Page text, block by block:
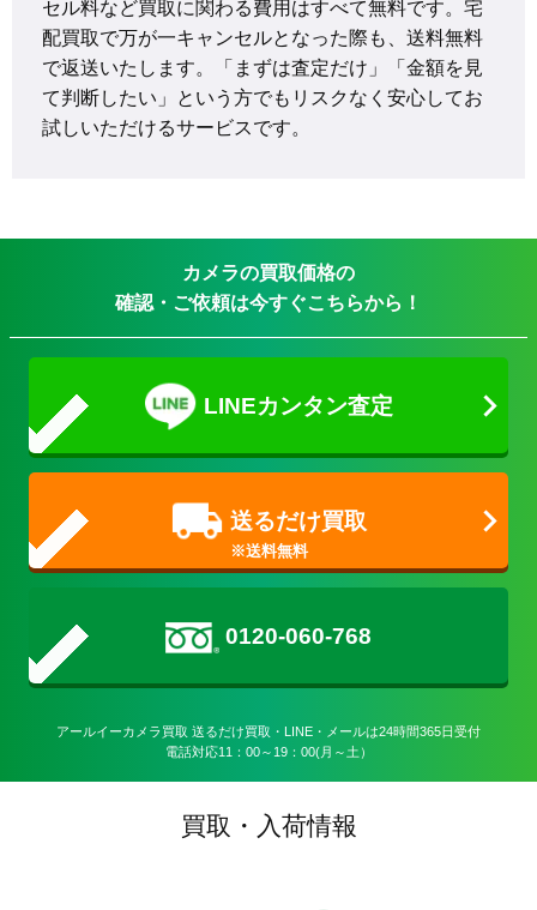
セル料など買取に関わる費用はすべて無料です。宅
配買取で万が一キャンセルとなった際も、送料無料
で返送いたします。「まずは査定だけ」「金額を見
て判断したい」という方でもリスクなく安心してお
試しいただけるサービスです。
カメラの買取価格の
確認・ご依頼は今すぐこちらから！
LINEカンタン査定
送るだけ買取
0120-060-768
アールイーカメラ買取 送るだけ買取・LINE・メールは24時間365日受付
電話対応11：00～19：00(月～土）
買取・入荷情報